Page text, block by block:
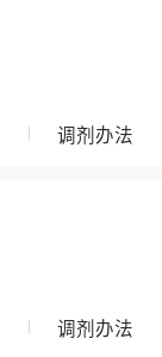
调剂办法
调剂办法